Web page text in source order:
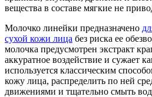
вещества в составе мягкие не
Молочко линейки предназначено
сухой кожи лица без риска ее
молочка предусмотрен экстракт
аккуратное воздействие и сужает
используется классическим
кожу лица, распределить по ней
движениями и тщательно смыть